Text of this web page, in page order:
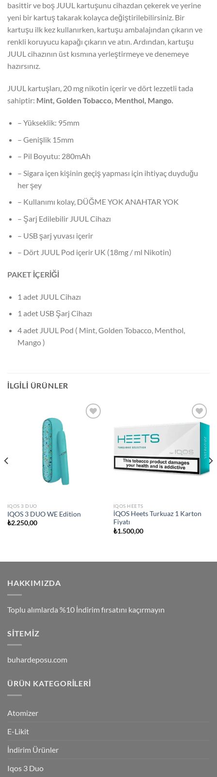
basittir ve boş JUUL kartuşunu cihazdan çekerek ve yerine
yeni bir kartuş takarak kolayca değiştirilebilirsiniz. Bir
kartuşu ilk kez kullanırken, kartuşu ambalajından çıkarın ve
renkli koruyucu kapağı çıkarın ve atın. Ardından, kartuşu
JUUL cihazının üst kısmına yerleştirmeye ve denemeye
hazırsınız.
JUUL kartuşları, 20 mg nikotin içerir ve dört lezzetli tada
sahiptir: Mint, Golden Tobacco, Menthol, Mango.
– Yükseklik: 95mm
– Genişlik 15mm
– Pil Boyutu: 280mAh
– Sigara içen kişinin geçiş yapması için ihtiyaç duyduğu
her şey
– Kullanımı kolay, DÜĞME YOK ANAHTAR YOK
– Şarj Edilebilir JUUL Cihazı
– USB şarj yuvası içerir
– Dört JUUL Pod içerir UK (18mg / ml Nikotin)
PAKET İÇERİĞİ
1 adet JUUL Cihazı
1 adet USB Şarj Cihazı
4 adet JUUL Pod ( Mint, Golden Tobacco, Menthol,
Mango )
İLGILI ÜRÜNLER
IQOS 3 DUO
IQOS 3 DUO WE Edition
₺2.250,00
Add to
IQOS HEETS
İQOS Heets Turkuaz 1 Karton
Fiyatı
₺1.500,00
HAKKIMIZDA
Toplu alımlarda %10 İndirim fırsatını kaçırmayın
SITEMIZ
buhardeposu.com
ÜRÜN KATEGORILERI
Atomizer
E-Likit
İndirim Ürünler
Iqos 3 Duo